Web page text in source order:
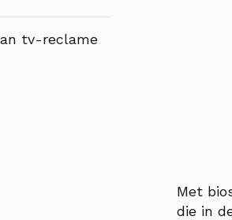
tv-reclame
Met
die in